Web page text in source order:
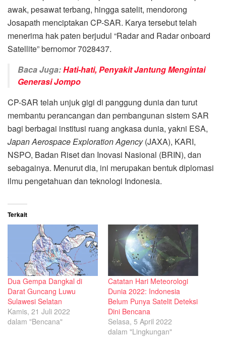
awak, pesawat terbang, hingga satelit, mendorong
Josapath menciptakan CP-SAR. Karya tersebut telah
menerima hak paten berjudul “Radar and Radar onboard
Satellite” bernomor 7028437.
Baca Juga:Hati-hati, Penyakit Jantung Mengintai
Generasi Jompo
CP-SAR telah unjuk gigi di panggung dunia dan turut
membantu perancangan dan pembangunan sistem SAR
bagi berbagai institusi ruang angkasa dunia, yakni ESA,
Japan Aerospace Exploration Agency(JAXA), KARI,
NSPO, Badan Riset dan Inovasi Nasional (BRIN), dan
sebagainya. Menurut dia, ini merupakan bentuk diplomasi
ilmu pengetahuan dan teknologi Indonesia.
Terkait
Dua Gempa Dangkal di
Darat Guncang Luwu
Sulawesi Selatan
Kamis, 21 Juli 2022
dalam "Bencana"
Catatan Hari Meteorologi
Dunia 2022: Indonesia
Belum Punya Satelit Deteksi
Dini Bencana
Selasa, 5 April 2022
dalam "Lingkungan"